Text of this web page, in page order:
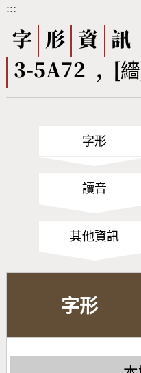
筆順序查詢
CNS查詢
字形下載
熱門查詢統計
:::
字 形 資
訊
3-5A72 , [
字形
讀音
其他資訊
字形